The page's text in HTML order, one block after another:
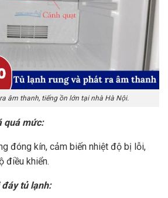
âm thanh, tiếng ồn lớn tại nhà Hà Nội.
quá mức:
đóng kín, cảm biến nhiệt độ bị lỗi,
điều khiển.
tủ lạnh: